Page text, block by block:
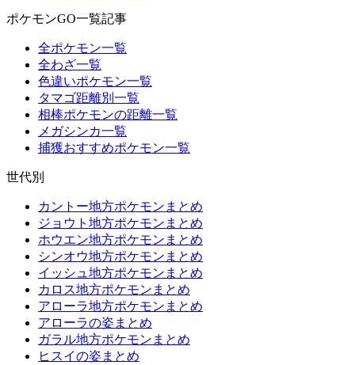
ポケモンGO一覧記事
全ポケモン一覧
全わざ一覧
色違いポケモン一覧
タマゴ距離別一覧
相棒ポケモンの距離一覧
メガシンカ一覧
捕獲おすすめポケモン一覧
世代別
カントー地方ポケモンまとめ
ジョウト地方ポケモンまとめ
ホウエン地方ポケモンまとめ
シンオウ地方ポケモンまとめ
イッシュ地方ポケモンまとめ
カロス地方ポケモンまとめ
アローラ地方ポケモンまとめ
アローラの姿まとめ
ガラル地方ポケモンまとめ
ヒスイの姿まとめ